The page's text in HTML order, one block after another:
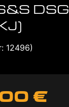
12496)
€